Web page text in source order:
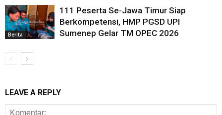
Berita
111 Peserta Se-Jawa Timur Siap
Berkompetensi, HMP PGSD UPI
Sumenep Gelar TM OPEC 2026
LEAVE A REPLY